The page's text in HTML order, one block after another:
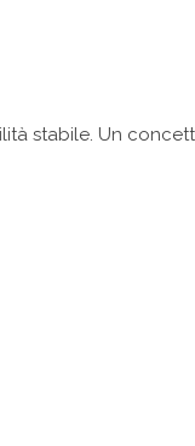
stabile. Un